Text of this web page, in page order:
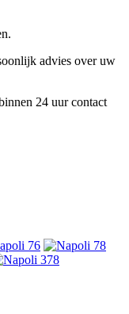
advies over uw
24 uur contact